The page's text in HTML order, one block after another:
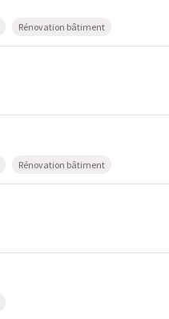
Rénovation bâtiment
Rénovation bâtiment